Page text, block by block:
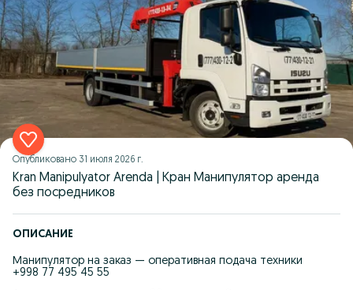
Опубликовано 31 июля 2026 г.
Kran Manipulyator Arenda | Кран Манипулятор аренда
без посредников
ОПИСАНИЕ
Манипулятор на заказ — оперативная подача техники
+998 77 495 45 55